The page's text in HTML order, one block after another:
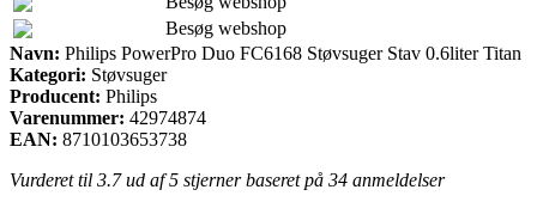
Besøg webshop
Navn: Philips PowerPro Duo FC6168 Støvsuger Stav 0.6liter Titan
Kategori: Støvsuger
Producent: Philips
Varenummer: 42974874
EAN: 8710103653738
Vurderet til 3.7ud af 5 stjerner baseret på 34 anmeldelser